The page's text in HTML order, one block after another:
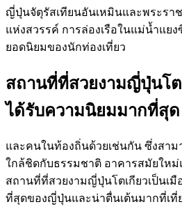
ญี่ปุ่นจัตุรัสเทียนอันเหมินและพระรา
แห่งสวรรค์ การล่องเรือในแม่น้ำแย
ยอดนิยมของนักท่องเที่ยว
สถานที่ที่สวยงามญี่ปุ่นโต
ได้รับความนิยมมากที่สุด
และคนในท้องถิ่นด้วยเช่นกัน ซึ่งสา
ใกล้ชิดกับธรรมชาติ อาคารสมัยใหม่
สถานที่ที่สวยงามญี่ปุ่นโตเกียวเป็นเ
ที่สุดของญี่ปุ่นและน่าตื่นเต้นมากที่เที่